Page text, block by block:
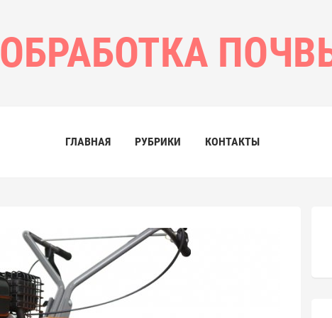
ОБРАБОТКА
ГЛАВНАЯ РУБРИКИ КОНТАКТЫ